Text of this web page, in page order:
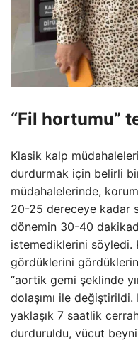
“Fil hortumu”
Klasik kalp
durdurmak için belirli
müdahalelerinde,
20-25 dereceye kadar
dönemin 30-40
istemediklerini söyledi.
gördüklerini
“aortik gemi şeklinde
dolaşımı ile değiştirildi.
yaklaşık 7 saatlik
durduruldu, vücut